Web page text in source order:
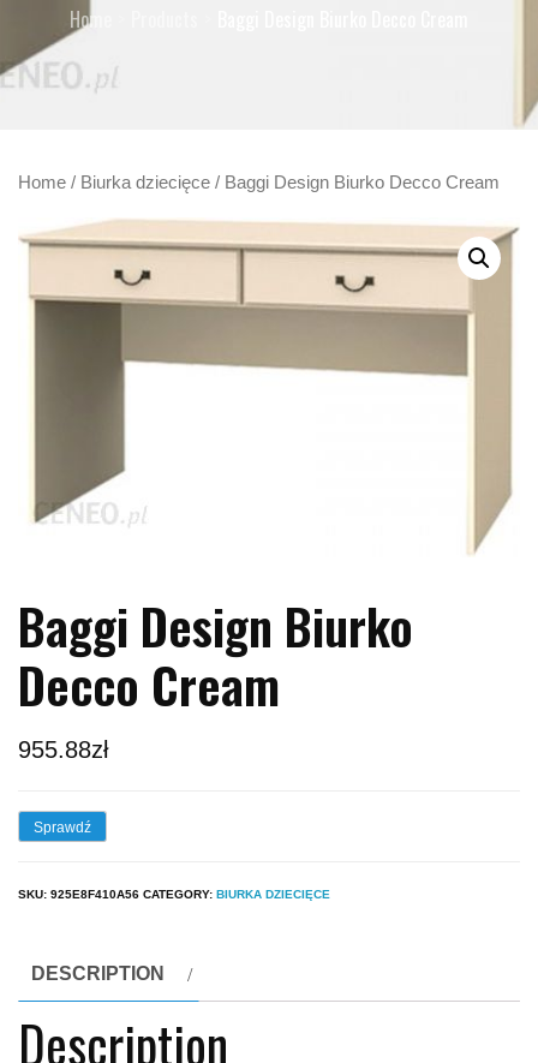
Home
Home / Biurka dziecięce / Baggi Design Biurko Decco Cream
Baggi Design Biurko
Decco Cream
955.88zł
Sprawdź
SKU: 925E8F410A56 CATEGORY: BIURKA DZIECIĘCE
DESCRIPTION
Description